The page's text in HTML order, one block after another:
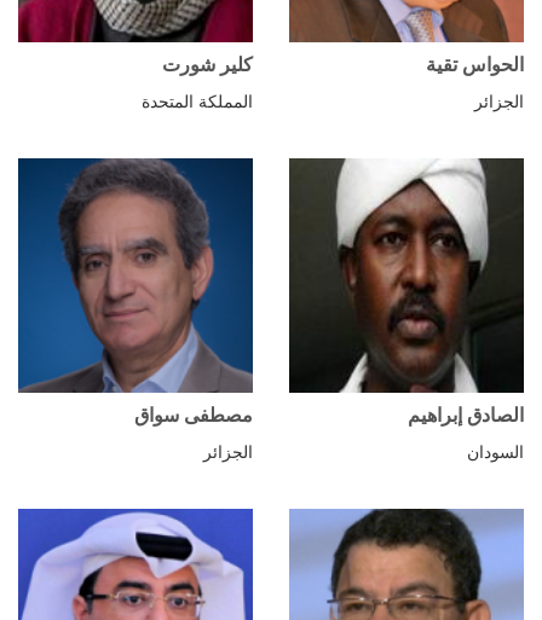
الحواس تقية
الجزائر
كلير شورت
المملكة المتحدة
الصادق إبراهيم
السودان
مصطفى سواق
الجزائر